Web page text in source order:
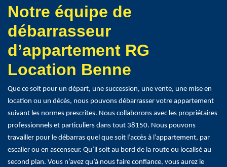
Notre équipe de
débarrasseur
d’appartement RG
Location Benne
Que ce soit pour un départ, une succession, une vente, une mise en
location ou un décès, nous pouvons débarrasser votre appartement
suivant les normes prescrites. Nous collaborons avec les propriétaires
professionnels et particuliers dans tout 38150. Nous pouvons
travailler pour le débarras quel que soit l’accès à l’appartement, par
escalier ou en ascenseur. Qu’il soit au bord de la route ou localisé au
second plan. Vous n’avez qu’à nous faire confiance, vous aurez le